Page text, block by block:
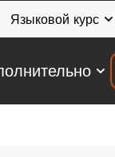
Языковой курс